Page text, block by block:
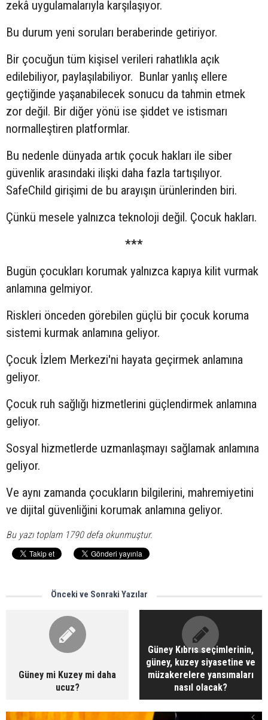
zekâ uygulamalarıyla karşılaşıyor.
Bu durum yeni soruları beraberinde getiriyor.
Bir çocuğun tüm kişisel verileri rahatlıkla açık
edilebiliyor, paylaşılabiliyor. Bunlar yanlış ellere
geçtiğinde yaşanabilecek sonucu da tahmin etmek
zor değil. Bir diğer yönü ise şiddet ve istismarı
normalleştiren platformlar.
Bu nedenle dünyada artık çocuk hakları ile siber
güvenlik arasındaki ilişki daha fazla tartışılıyor.
SafeChild girişimi de bu arayışın ürünlerinden biri.
Çünkü mesele yalnızca teknoloji değil. Çocuk hakları.
***
Bugün çocukları korumak yalnızca kapıya kilit vurmak
anlamına gelmiyor.
Riskleri önceden görebilen güçlü bir çocuk koruma
sistemi kurmak anlamına geliyor.
Çocuk İzlem Merkezi'ni hayata geçirmek anlamına
geliyor.
Çocuk ruh sağlığı hizmetlerini güçlendirmek anlamına
geliyor.
Sosyal hizmetlerde uzmanlaşmayı sağlamak anlamına
geliyor.
Ve aynı zamanda çocukların bilgilerini, mahremiyetini
ve dijital güvenliğini korumak anlamına geliyor.
Bu yazı toplam 1790 defa okunmuştur.
Önceki ve Sonraki Yazılar
Güney mi Kuzey mi daha
ucuz?
Güney Kıbrıs seçimlerinin,
güney, kuzey siyasetine ve
müzakerelere yansımaları
nasıl olacak?